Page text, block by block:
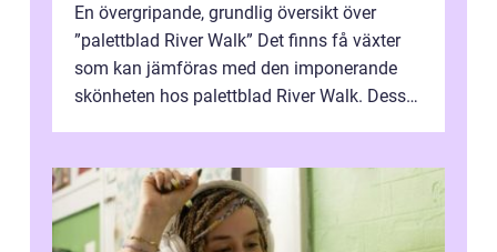
En övergripande, grundlig översikt över
”palettblad River Walk” Det finns få växter
som kan jämföras med den imponerande
skönheten hos palettblad River Walk. Dess